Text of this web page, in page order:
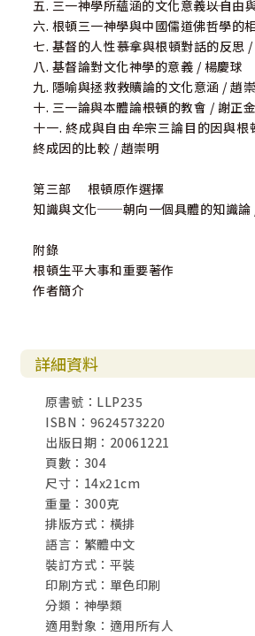
五. 三一神學所蘊涵的文化意義――以自
六. 根頓三一神學與中國儒道佛哲學的
七. 基督的人性――慕拿與根頓對話的反思
八. 基督論對文化神學的意義 / 楊慶球
九. 隱喻與拯救――救贖論的文化意涵 / 趙
十. 三一論與本體論――根頓的教會 / 謝正
十一. 終成與自由――牟宗三論目的因與
終成因的比較 / 趙崇明
第三部 根頓原作選擇
知識與文化──朝向一個具體的知識論
附錄
根頓生平大事和重要著作
作者簡介
詳細資料
原書號：LLP235
ISBN：9624573220
出版日期：20061221
頁數：304
尺寸：14x21cm
重量：300克
排版方式：橫排
語言：繁體中文
裝訂方式：平裝
印刷方式：單色印刷
分類：神學類
適用對象：適用所有人